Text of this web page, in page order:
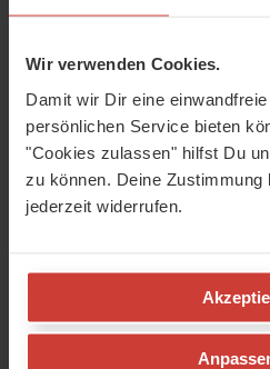
Wir verwenden Cookies.
Damit wir Dir eine
persönlichen Service bieten
"Cookies zulassen" hilfst Du
zu können. Deine Zustimmung
jederzeit widerrufen.
Zeit für sich Selbst und
Mein Blick geht in den
Grün, der zum Meditieren und
heilige Fluss Ganga ist keine